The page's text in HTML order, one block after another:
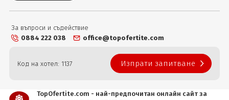
За въпроси и съдействие
0884 222 038
office@topofertite.com
Код на хотел: 1137 Изпрати запитване
TopOfertite.com - най-предпочитан онлайн сайт за